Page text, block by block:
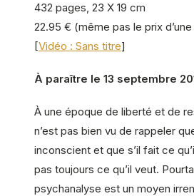
432 pages, 23 X 19 cm
22.95 € (même pas le prix
[Vidéo : Sans titre]
À paraître le 13 septembre
À une époque de liberté et de
n’est pas bien vu de rappeler
inconscient et que s’il fait ce
pas toujours ce qu’il veut.
psychanalyse est un moyen